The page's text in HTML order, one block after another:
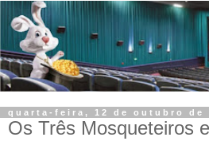
quarta-feira, 12 de outubro de
Os Três Mosqueteiros